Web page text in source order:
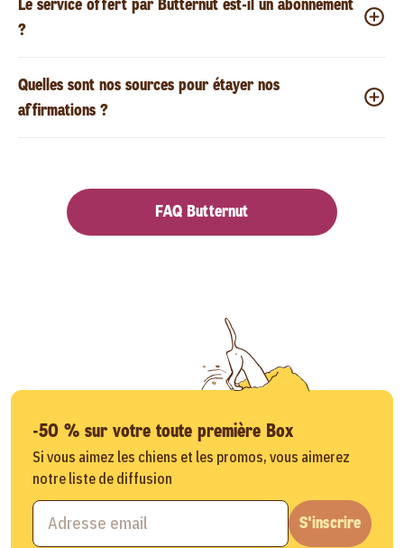
?
Quelles sont nos sources pour étayer nos
affirmations ?
FAQ Butternut
-50 % sur votre toute première Box
Si vous aimez les chiens et les promos, vous aimerez
notre liste de diffusion
S'inscrire